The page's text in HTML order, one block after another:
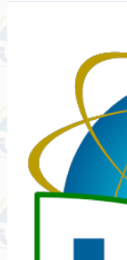
Komprehensif
23
Agustus
2024